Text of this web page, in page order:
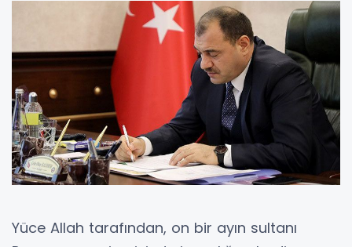
Yüce Allah tarafından, on bir ayın sultanı